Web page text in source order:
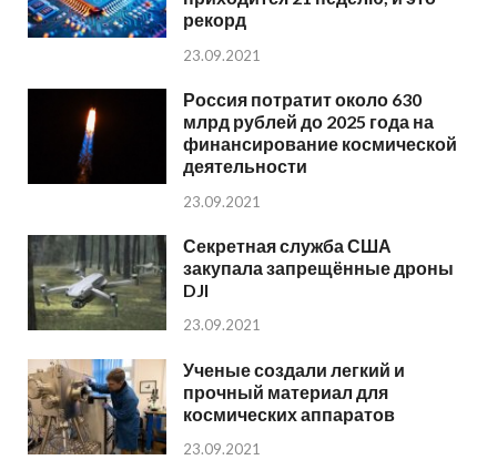
рекорд
23.09.2021
Россия потратит около 630
млрд рублей до 2025 года на
финансирование космической
деятельности
23.09.2021
Секретная служба США
закупала запрещённые дроны
DJI
23.09.2021
Ученые создали легкий и
прочный материал для
космических аппаратов
23.09.2021